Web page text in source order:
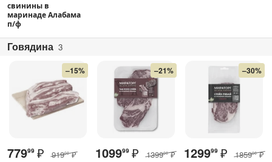
свинины в
маринаде Алабама
п/ф
Говядина 3
–15%
77999 ₽ 91900 ₽
–21%
109999 ₽ 139900 ₽
–30%
129999 ₽ 185900 ₽